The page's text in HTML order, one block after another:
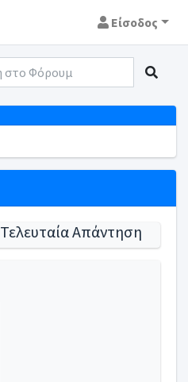
Είσοδος
Τελευταία Απάντηση